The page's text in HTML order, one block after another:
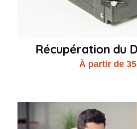
Récupération du
À partir de